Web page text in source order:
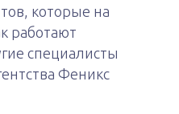
которые на
работают
специалисты
Феникс